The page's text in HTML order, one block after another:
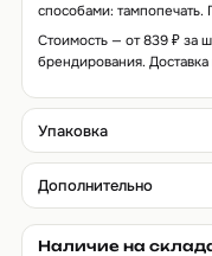
способами: тампопечать.
Стоимость — от 839 ₽ за
брендирования.
Упаковка
Дополнительно
Наличие на